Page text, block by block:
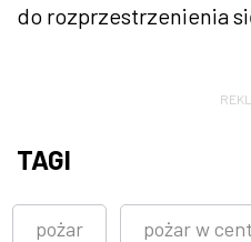
do rozprzestrzenienia
TAGI
pożar pożar w